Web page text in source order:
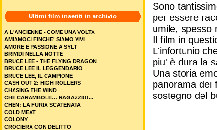
Sono
per essere
umile, spesso
Il film in
L'infortunio
piu' è dura la
Una storia
panorama dei
sostegno del
Ultimi film inseriti in archivio
A L'ANCIENNE - COME UNA VOLTA
AMIAMOCI FINCHE' SIAMO VIVI
AMORE E PASSIONE A SYLT
BRIVIDI NELLA NOTTE
BRUCE LEE - THE FLYING DRAGON
BRUCE LEE IL LEGGENDARIO
BRUCE LEE, IL CAMPIONE
CASH OUT 2: HIGH ROLLERS
CHASING THE WIND
CHE CARAMBOLE… RAGAZZI!!!...
CHEN: LA FURIA SCATENATA
COLD MEAT
COLONY
CROCIERA CON DELITTO